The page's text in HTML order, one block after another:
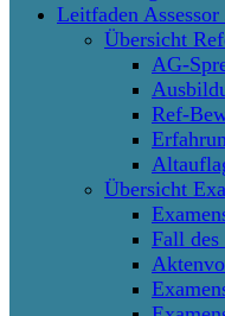
Leitfaden Assessor
Übersicht
AG-
Ref-
Übersicht
Fall des